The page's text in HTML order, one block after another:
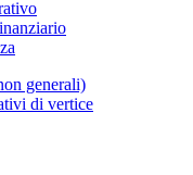
generali)
di vertice